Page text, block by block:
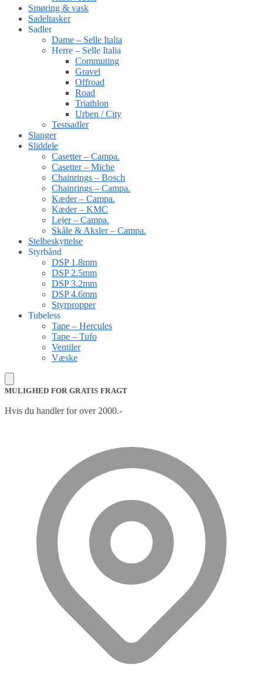
Smøring & vask
Sadeltasker
Sadler
Dame – Selle Italia
Herre – Selle Italia
Commuting
Gravel
Offroad
Road
Triathlon
Urben / City
Testsadler
Slanger
Sliddele
Casetter – Campa.
Casetter – Miche
Chainrings – Bosch
Chainrings – Campa.
Kæder – Campa.
Kæder – KMC
Lejer – Campa.
Skåle & Aksler – Campa.
Stelbeskyttelse
Styrbånd
DSP 1.8mm
DSP 2.5mm
DSP 3.2mm
DSP 4.6mm
Styrpropper
Tubeless
Tape – Hercules
Tape – Tufo
Ventiler
Væske
MULIGHED FOR GRATIS FRAGT
Hvis du handler for over 2000.-